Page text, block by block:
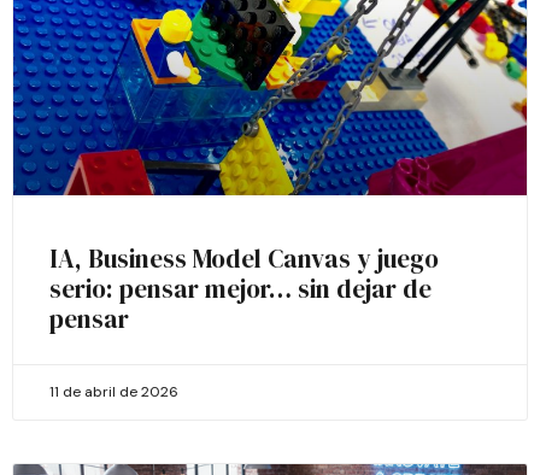
IA, Business Model Canvas y juego
serio: pensar mejor… sin dejar de
pensar
11 de abril de 2026